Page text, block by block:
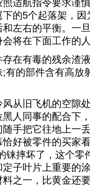
适航指令要求谨
的5个起落架，
左右的平衡。一
将在下面工作的
有毒的残余渣
有的部件含有高放
旧飞机的空隙
人同事的配合下
手把它往地上一
好被零件的买家
铼摔坏了，这个零
子叶片上重要的
之一，比黄金还